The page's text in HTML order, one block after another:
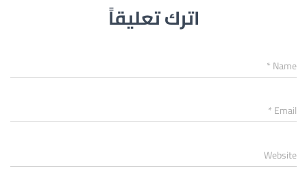
اترك تعليقاً
Name
*
Email
*
Website